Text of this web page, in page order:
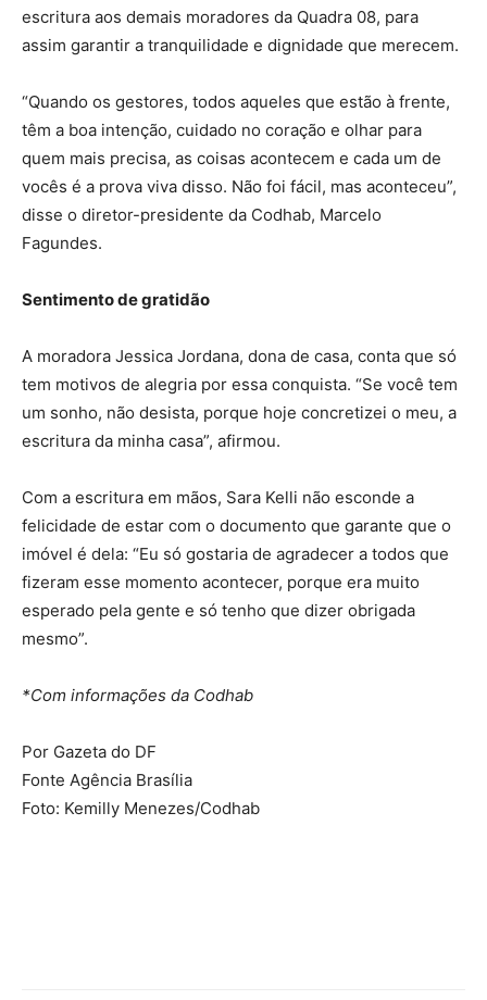
escritura aos demais moradores da Quadra 08, para
assim garantir a tranquilidade e dignidade que merecem.
“Quando os gestores, todos aqueles que estão à frente,
têm a boa intenção, cuidado no coração e olhar para
quem mais precisa, as coisas acontecem e cada um de
vocês é a prova viva disso. Não foi fácil, mas aconteceu”,
disse o diretor-presidente da Codhab, Marcelo
Fagundes.
Sentimento de gratidão
A moradora Jessica Jordana, dona de casa, conta que só
tem motivos de alegria por essa conquista. “Se você tem
um sonho, não desista, porque hoje concretizei o meu, a
escritura da minha casa”, afirmou.
Com a escritura em mãos, Sara Kelli não esconde a
felicidade de estar com o documento que garante que o
imóvel é dela: “Eu só gostaria de agradecer a todos que
fizeram esse momento acontecer, porque era muito
esperado pela gente e só tenho que dizer obrigada
mesmo”.
*Com informações da Codhab
Por Gazeta do DF
Fonte Agência Brasília
Foto: Kemilly Menezes/Codhab